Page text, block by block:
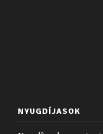
NYUGDÍJASOK